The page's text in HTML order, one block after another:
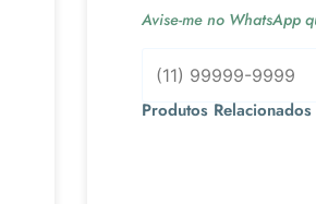
Avise-me no WhatsApp
Produtos Relacionados